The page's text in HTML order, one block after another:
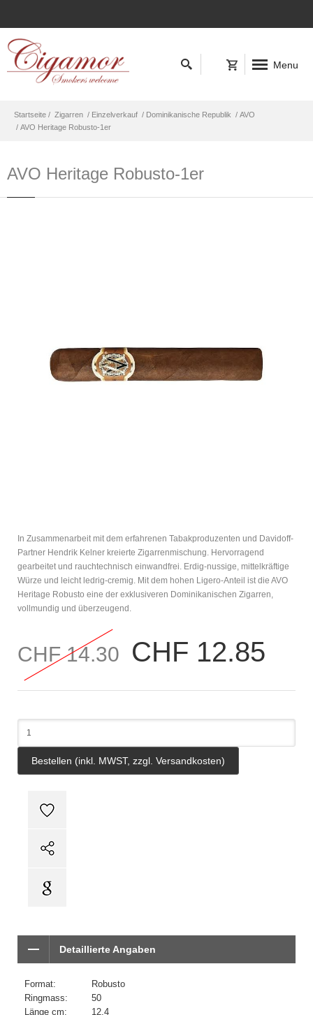
Menu
Startseite / Zigarren / Einzelverkauf / Dominikanische Republik / AVO
/ AVO Heritage Robusto-1er
AVO Heritage Robusto-1er
In Zusammenarbeit mit dem erfahrenen Tabakproduzenten und Davidoff-
Partner Hendrik Kelner kreierte Zigarrenmischung. Hervorragend
gearbeitet und rauchtechnisch einwandfrei. Erdig-nussige, mittelkräftige
Würze und leicht ledrig-cremig. Mit dem hohen Ligero-Anteil ist die AVO
Heritage Robusto eine der exklusiveren Dominikanischen Zigarren,
vollmundig und überzeugend.
CHF 14.30 CHF 12.85
Detaillierte Angaben
Format:
Robusto
Ringmass:
50
Länge cm:
12.4